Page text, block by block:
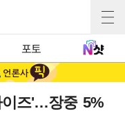
포토
이즈'…장중 5%